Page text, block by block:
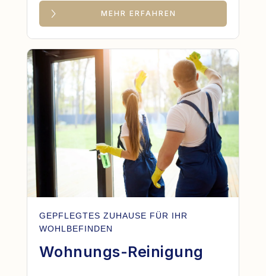
MEHR ERFAHREN
GEPFLEGTES ZUHAUSE FÜR IHR
WOHLBEFINDEN
Wohnungs-Reinigung